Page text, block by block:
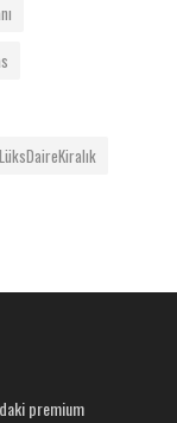
LüksDaireKiralık
premium